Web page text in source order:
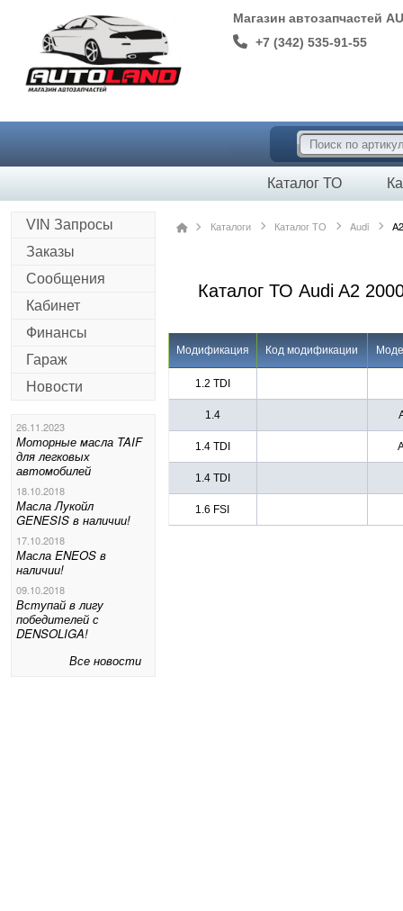
Магазин автозапчастей
+7 (342) 535-91-55
Каталог ТО
VIN Запросы
Заказы
Сообщения
Кабинет
Финансы
Гараж
Новости
26.11.2023
Моторные масла TAIF
для легковых
автомобилей
18.10.2018
Масла Лукойл
GENESIS в наличии!
17.10.2018
Масла ENEOS в
наличии!
09.10.2018
Вступай в лигу
победителей с
DENSOLIGA!
Все новости
Каталоги Каталог ТО Audi
Каталог ТО Audi A2
Модификация Код модификации
1.2 TDI
1.4
1.4 TDI
1.4 TDI
1.6 FSI